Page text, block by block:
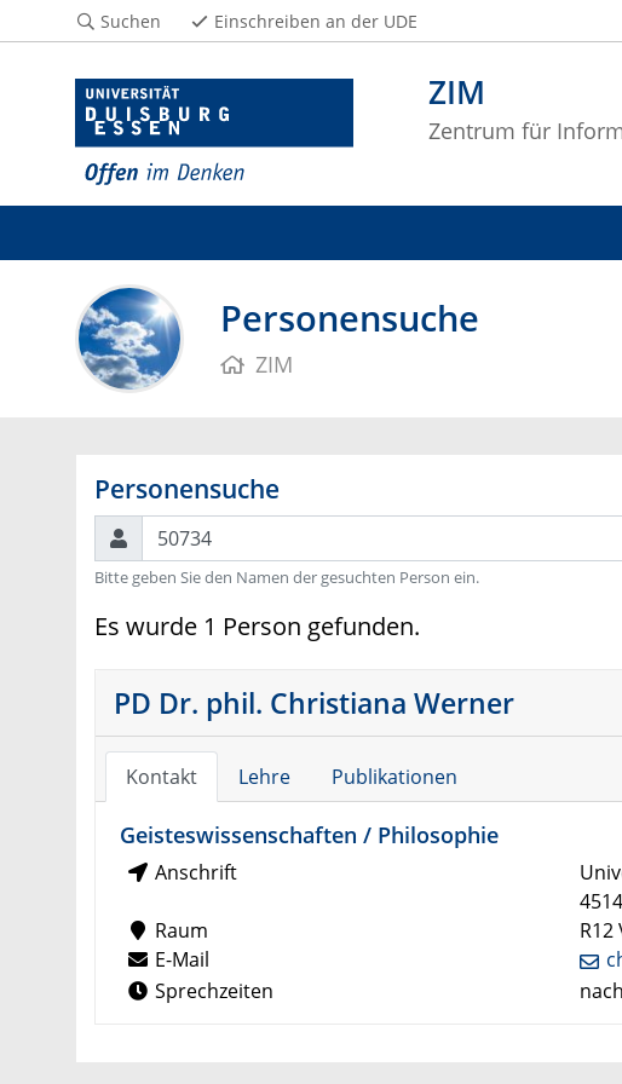
ZIM
Zentrum für
Suchen Einschreiben an der UDE
Personensuche
ZIM
Personensuche
Suchen
Bitte geben Sie den Namen der gesuchten Person ein.
Es wurde 1 Person gefunden.
PD Dr. phil. Christiana Werner
Kontakt Lehre Publikationen
Geisteswissenschaften / Philosophie
Anschrift
Raum
R12
E-Mail
Sprechzeiten